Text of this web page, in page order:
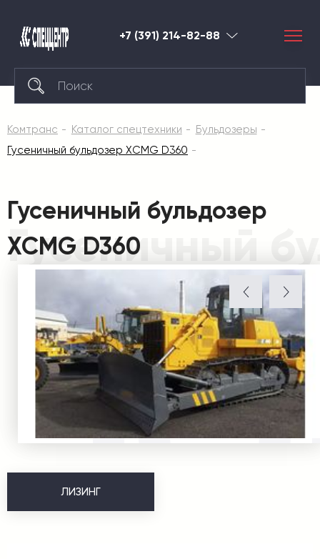
+7 (391) 214-82-88 Красноярск
Комтранс Каталог спецтехники
Бульдозеры
Гусеничный бульдозер XCMG D360
Гусеничный
Гусеничный бульдозер
XCMG D360
ЛИЗИНГ